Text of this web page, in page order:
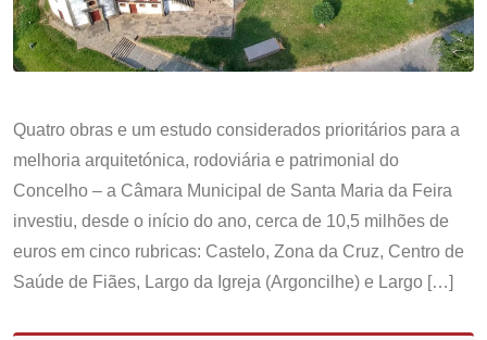
Quatro obras e um estudo considerados prioritários para a
melhoria arquitetónica, rodoviária e patrimonial do
Concelho – a Câmara Municipal de Santa Maria da Feira
investiu, desde o início do ano, cerca de 10,5 milhões de
euros em cinco rubricas: Castelo, Zona da Cruz, Centro de
Saúde de Fiães, Largo da Igreja (Argoncilhe) e Largo […]